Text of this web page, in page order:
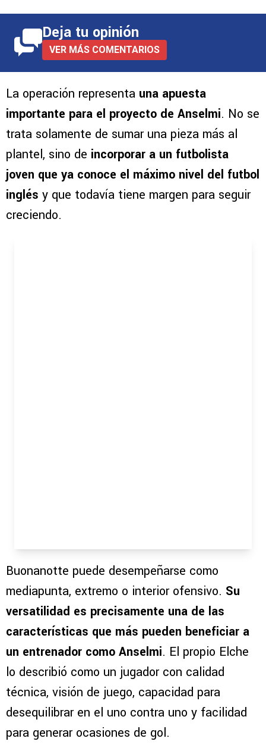
Deja tu opinión
VER MÁS COMENTARIOS
La operación representa una apuesta
importante para el proyecto de Anselmi. No se
trata solamente de sumar una pieza más al
plantel, sino de incorporar a un futbolista
joven que ya conoce el máximo nivel del futbol
inglés y que todavía tiene margen para seguir
creciendo.
Buonanotte puede desempeñarse como
mediapunta, extremo o interior ofensivo. Su
versatilidad es precisamente una de las
características que más pueden beneficiar a
un entrenador como Anselmi. El propio Elche
lo describió como un jugador con calidad
técnica, visión de juego, capacidad para
desequilibrar en el uno contra uno y facilidad
para generar ocasiones de gol.